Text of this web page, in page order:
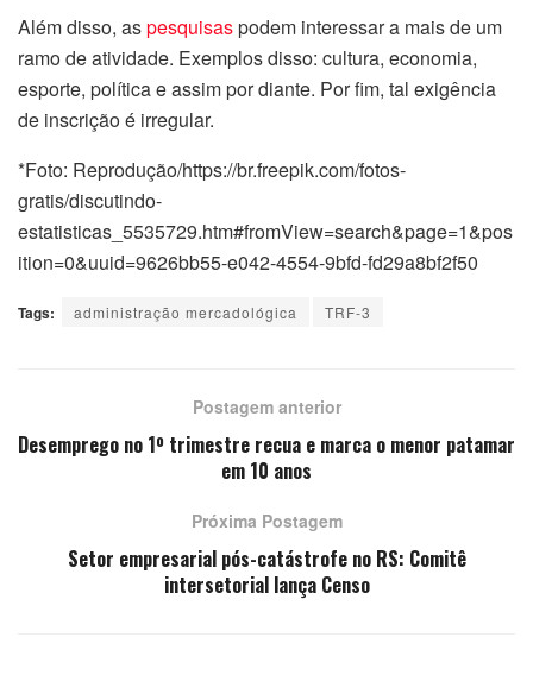
Além disso, aspesquisaspodem interessar a mais de um
ramo de atividade. Exemplos disso: cultura, economia,
esporte, política e assim por diante. Por fim, tal exigência
de inscrição é irregular.
*Foto: Reprodução/https://br.freepik.com/fotos-
gratis/discutindo-
estatisticas_5535729.htm#fromView=search&page=1&pos
ition=0&uuid=9626bb55-e042-4554-9bfd-fd29a8bf2f50
Tags: administração mercadológica TRF-3
Postagem anterior
Desemprego no 1º trimestre recua e marca o menor patamar
em 10 anos
Próxima Postagem
Setor empresarial pós-catástrofe no RS: Comitê
intersetorial lança Censo